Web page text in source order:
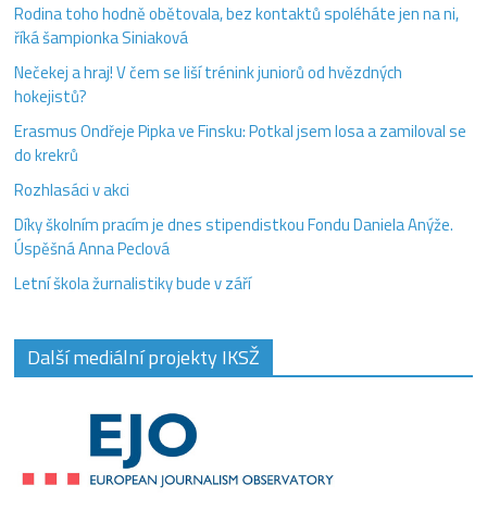
Rodina toho hodně obětovala, bez kontaktů spoléháte jen na ni,
říká šampionka Siniaková
Nečekej a hraj! V čem se liší trénink juniorů od hvězdných
hokejistů?
Erasmus Ondřeje Pipka ve Finsku: Potkal jsem losa a zamiloval se
do krekrů
Rozhlasáci v akci
Díky školním pracím je dnes stipendistkou Fondu Daniela Anýže.
Úspěšná Anna Peclová
Letní škola žurnalistiky bude v září
Další mediální projekty IKSŽ